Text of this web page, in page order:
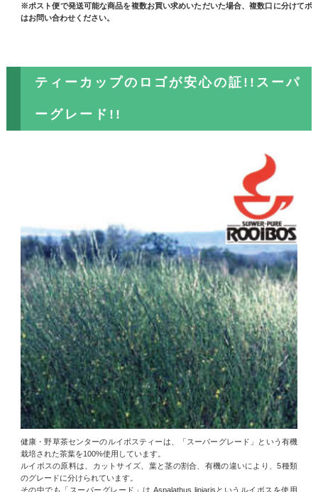
※ポスト便で発送可能な商品を複数お買い求めいただいた場合、複数口に分けてポ
はお問い合わせください。
ティーカップのロゴが安心の証!!スーパ
ーグレード!!
健康・野草茶センターのルイボスティーは、「スーパーグレード」という有機
栽培された茶葉を100%使用しています。
ルイボスの原料は、カットサイズ、葉と茎の割合、有機の違いにより、5種類
のグレードに分けられています。
その中でも「スーパーグレード」は Aspalathus liniarisというルイボスを使用